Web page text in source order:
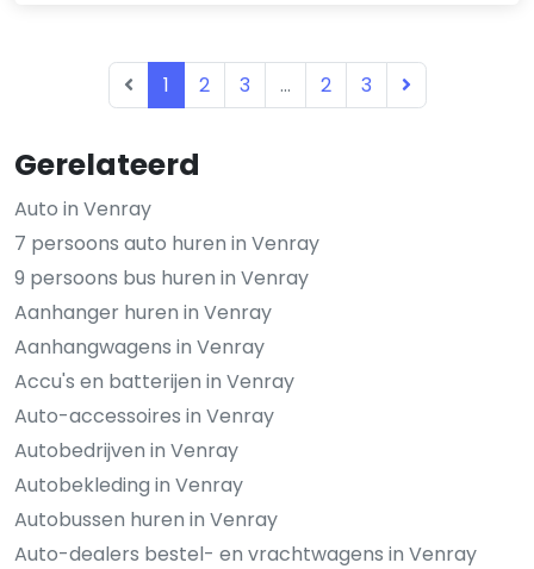
Gerelateerd
Auto in Venray
7 persoons auto huren in Venray
9 persoons bus huren in Venray
Aanhanger huren in Venray
Aanhangwagens in Venray
Accu's en batterijen in Venray
Auto-accessoires in Venray
Autobedrijven in Venray
Autobekleding in Venray
Autobussen huren in Venray
Auto-dealers bestel- en vrachtwagens in Venray
1 2 3 ... 2 3